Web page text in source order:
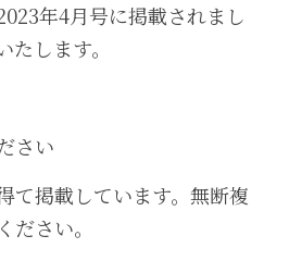
年4月号に掲載されまし
します。
さい
て掲載しています。無断複
ださい。